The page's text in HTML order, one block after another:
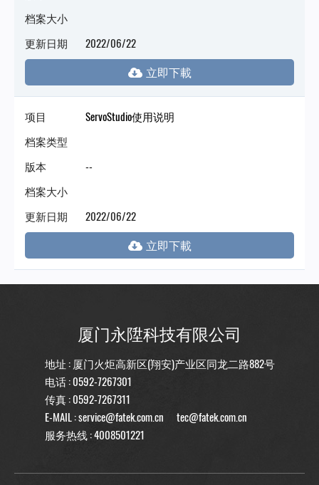
档案大小
更新日期
2022/06/22
项目
ServoStudio使用说明
档案类型
版本
--
档案大小
更新日期
2022/06/22
厦门永陞科技有限公司
地址 : 厦门火炬高新区(翔安)产业区同龙二路882号
电话 :0592-7267301
传真 : 0592-7267311
E-MAIL :service@fatek.com.cn
tec@fatek.com.cn
服务热线 :4008501221